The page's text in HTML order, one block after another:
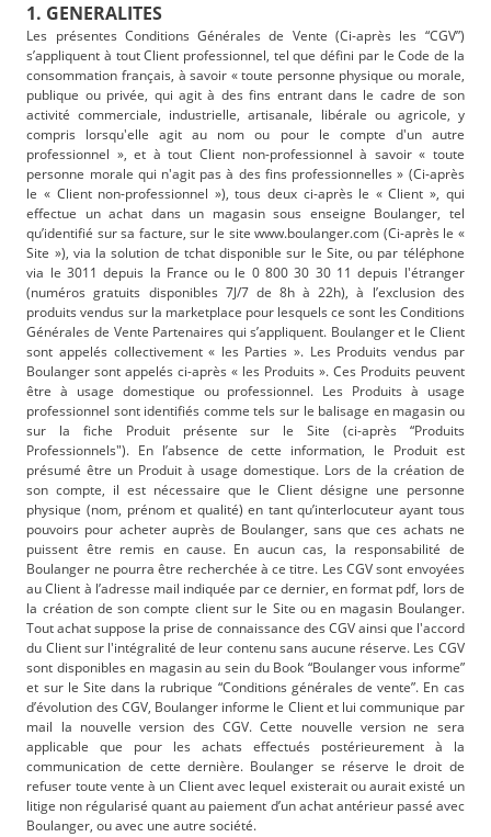
1. GENERALITES
Les présentes Conditions Générales de Vente (Ci-après les “CGV”)
s’appliquent à tout Client professionnel, tel que défini par le Code de la
consommation français, à savoir « toute personne physique ou morale,
publique ou privée, qui agit à des fins entrant dans le cadre de son
activité commerciale, industrielle, artisanale, libérale ou agricole, y
compris lorsqu'elle agit au nom ou pour le compte d'un autre
professionnel », et à tout Client non-professionnel à savoir « toute
personne morale qui n'agit pas à des fins professionnelles » (Ci-après
le « Client non-professionnel »), tous deux ci-après le « Client », qui
effectue un achat dans un magasin sous enseigne Boulanger, tel
qu’identifié sur sa facture, sur le site www.boulanger.com (Ci-après le «
Site »), via la solution de tchat disponible sur le Site, ou par téléphone
via le 3011 depuis la France ou le 0 800 30 30 11 depuis l'étranger
(numéros gratuits disponibles 7J/7 de 8h à 22h), à l’exclusion des
produits vendus sur la marketplace pour lesquels ce sont les Conditions
Générales de Vente Partenaires qui s’appliquent. Boulanger et le Client
sont appelés collectivement « les Parties ». Les Produits vendus par
Boulanger sont appelés ci-après « les Produits ». Ces Produits peuvent
être à usage domestique ou professionnel. Les Produits à usage
professionnel sont identifiés comme tels sur le balisage en magasin ou
sur la fiche Produit présente sur le Site (ci-après “Produits
Professionnels"). En l’absence de cette information, le Produit est
présumé être un Produit à usage domestique. Lors de la création de
son compte, il est nécessaire que le Client désigne une personne
physique (nom, prénom et qualité) en tant qu’interlocuteur ayant tous
pouvoirs pour acheter auprès de Boulanger, sans que ces achats ne
puissent être remis en cause. En aucun cas, la responsabilité de
Boulanger ne pourra être recherchée à ce titre. Les CGV sont envoyées
au Client à l’adresse mail indiquée par ce dernier, en format pdf, lors de
la création de son compte client sur le Site ou en magasin Boulanger.
Tout achat suppose la prise de connaissance des CGV ainsi que l'accord
du Client sur l'intégralité de leur contenu sans aucune réserve. Les CGV
sont disponibles en magasin au sein du Book “Boulanger vous informe”
et sur le Site dans la rubrique “Conditions générales de vente”. En cas
d’évolution des CGV, Boulanger informe le Client et lui communique par
mail la nouvelle version des CGV. Cette nouvelle version ne sera
applicable que pour les achats effectués postérieurement à la
communication de cette dernière. Boulanger se réserve le droit de
refuser toute vente à un Client avec lequel existerait ou aurait existé un
litige non régularisé quant au paiement d’un achat antérieur passé avec
Boulanger, ou avec une autre société.